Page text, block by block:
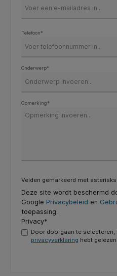
Telefoon*
Onderwerp*
Opmerking*
Velden gemarkeerd met
Deze site wordt beschermd
Google Privacybeleid en
toepassing.
Privacy*
Door doorgaan te
privacyverklaring hebt